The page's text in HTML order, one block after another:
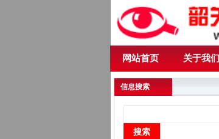
网站首页 关于我们
信息搜索